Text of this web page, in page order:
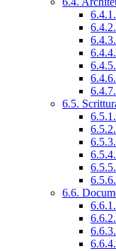
6.5.
6.6.